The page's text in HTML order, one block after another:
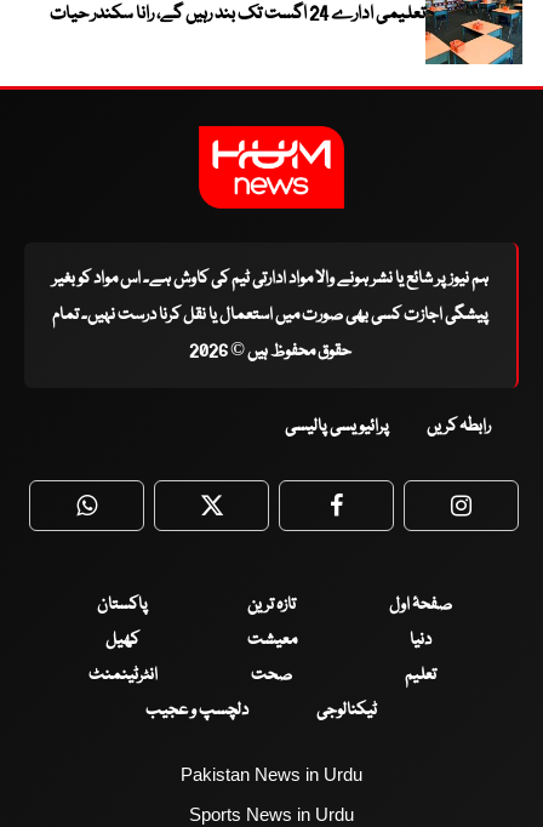
تعلیمی ادارے 24 اگست تک بند رہیں گے، رانا سکندر حیات
ہم نیوز پر شائع یا نشر ہونے والا مواد ادارتی ٹیم کی کاوش ہے۔ اس مواد کو بغیر
پیشگی اجازت کسی بھی صورت میں استعمال یا نقل کرنا درست نہیں۔ تمام
حقوق محفوظ ہیں © 2026
رابطہ کریں پرائیویسی پالیسی
WhatsApp Twitter Facebook
صفحۂ اول تازہ ترین
پاکستان
دنیا
معیشت
کھیل
تعلیم
صحت
انٹرٹینمنٹ
ٹیکنالوجی
دلچسپ و عجیب
Pakistan News in Urdu
Sports News in Urdu